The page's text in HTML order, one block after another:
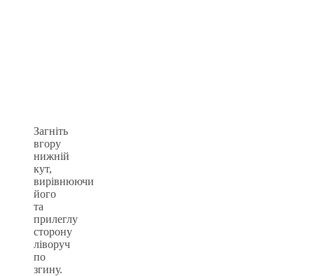
Загніть
вгору
нижній
кут,
вирівнюючи
його
та
прилеглу
сторону
ліворуч
по
згину.